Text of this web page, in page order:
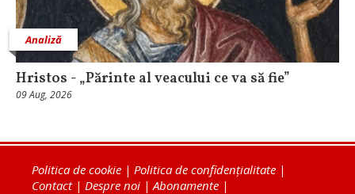
Analiză
Hristos - „Părinte al veacului ce va să fie”
09 Aug, 2026
Politica de cookie | Politica de confidențialitate |
Contact| Despre noi | Abonamente |